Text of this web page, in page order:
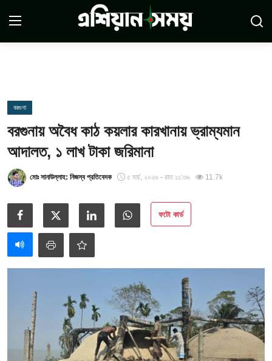
সম্পর্কে
সারাদেশ
সর্বশেষ
শর্তাবলী
রাজনীতি
বরগুনা
বরগুনায় অবৈধ কাঠ কয়লার কারখানায় ভ্রাম্যমান
আদালত, ১ লাখ টাকা জরিমানা
মোঃ সানাউল্লাহ: নিজস্ব প্রতিবেদক ৫ মার্চ, ২০২৬ - রাত ১১:৩৬ 11.7k
ফটো কার্ড